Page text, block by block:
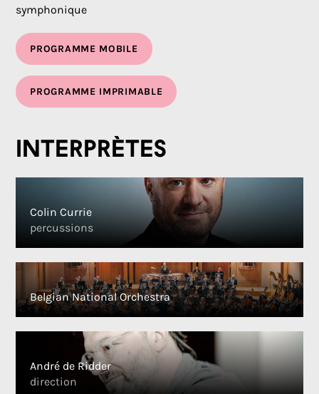
symphonique
PROGRAMME MOBILE
PROGRAMME IMPRIMABLE
Interprètes
Colin Currie
percussions
Belgian National Orchestra
André de Ridder
direction